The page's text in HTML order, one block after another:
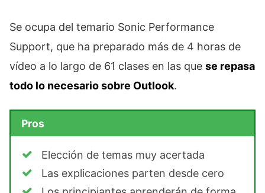
Se ocupa del temario Sonic Performance
Support, que ha preparado más de 4 horas de
vídeo a lo largo de 61 clases en las que se repasa
todo lo necesario sobre Outlook.
Pros
Elección de temas muy acertada
Las explicaciones parten desde cero